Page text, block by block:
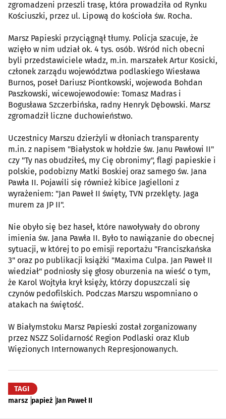
zgromadzeni przeszli trasę, która prowadziła od Rynku
Kościuszki, przez ul. Lipową do kościoła św. Rocha.
Marsz Papieski przyciągnął tłumy. Policja szacuje, że
wzięło w nim udział ok. 4 tys. osób. Wśród nich obecni
byli przedstawiciele władz, m.in. marszałek Artur Kosicki,
członek zarządu województwa podlaskiego Wiesława
Burnos, poseł Dariusz Piontkowski, wojewoda Bohdan
Paszkowski, wicewojewodowie: Tomasz Madras i
Bogusława Szczerbińska, radny Henryk Dębowski. Marsz
zgromadził liczne duchowieństwo.
Uczestnicy Marszu dzierżyli w dłoniach transparenty
m.in. z napisem "Białystok w hołdzie św. Janu Pawłowi II"
czy "Ty nas obudziłeś, my Cię obronimy", flagi papieskie i
polskie, podobizny Matki Boskiej oraz samego św. Jana
Pawła II. Pojawili się również kibice Jagielloni z
wyrażeniem: "Jan Paweł II święty, TVN przeklęty. Jaga
murem za JP II".
Nie obyło się bez haseł, które nawoływały do obrony
imienia św. Jana Pawła II. Było to nawiązanie do obecnej
sytuacji, w której to po emisji reportażu "Franciszkańska
3" oraz po publikacji książki "Maxima Culpa. Jan Paweł II
wiedział" podniosły się głosy oburzenia na wieść o tym,
że Karol Wojtyła krył księży, którzy dopuszczali się
czynów pedofilskich. Podczas Marszu wspomniano o
atakach na świętość.
W Białymstoku Marsz Papieski został zorganizowany
przez NSZZ Solidarność Region Podlaski oraz Klub
Więzionych Internowanych Represjonowanych.
TAGI
marsz papież Jan Paweł II